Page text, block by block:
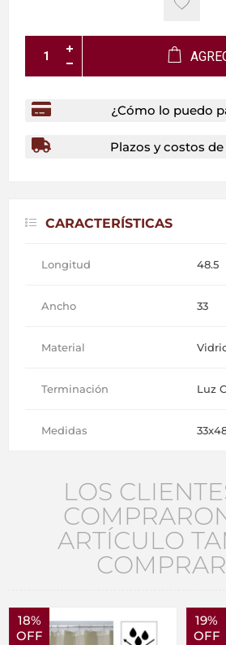
¿Cómo lo puedo
Plazos y costos
CARACTERÍSTICAS
Longitud 48.5
Ancho 33
Material
Terminación Luz
Medidas
LOS
ARTÍCULO
18%
OFF
19%
OFF